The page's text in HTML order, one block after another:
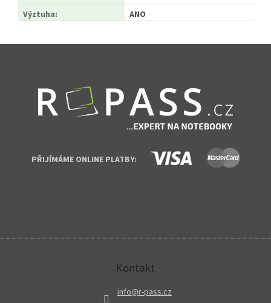
Výztuha: ANO
PŘIJÍMÁME ONLINE PLATBY:
Kontakt
info@r-pass.cz